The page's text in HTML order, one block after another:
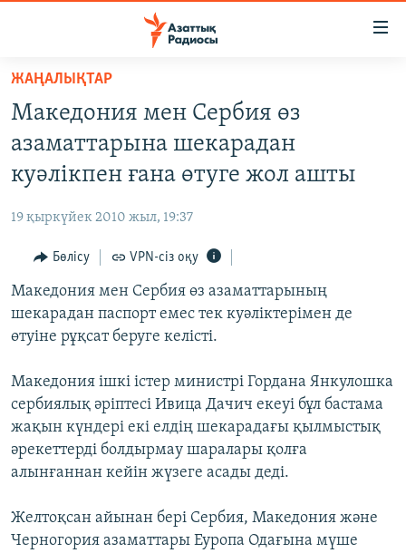
Skip
main
content
to
main
Navigation
Search
AZATTYQTV
АДАМ ҚҰҚЫҚТАРЫ
ӘЛЕУМЕТ
ӘЛЕМ
АРНАЙЫ ЖОБАЛАР
Русский
ЖАЗЫЛЫҢЫЗ
ЖАҢАЛЫҚТАР
Македония мен Сербия өз
азаматтарына шекарадан
куәлікпен ғана өтуге жол ашты
19 қыркүйек 2010 жыл, 19:37
Бөлісу VPN-сіз оқу
Македония мен Сербия өз азаматтарының
шекарадан паспорт емес тек куәліктерімен де
өтуіне рұқсат беруге келісті.
Македония ішкі істер министрі Гордана Янкулошка
сербиялық әріптесі Ивица Дачич екеуі бұл бастама
жақын күндері екі елдің шекарадағы қылмыстық
әрекеттерді болдырмау шаралары қолға
алынғаннан кейін жүзеге асады деді.
Желтоқсан айынан бері Сербия, Македония және
Черногория азаматтары Еуропа Одағына мүше